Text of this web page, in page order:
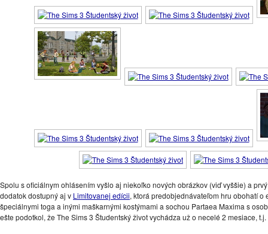
Spolu s oficiálnym ohlásením vyšlo aj niekoľko nových obrázkov (viď vyššie) a
dodatok dostupný aj v Limitovanej edícii, ktorá predobjednávateľom hru obohatí o
špeciálnymi toga a inými maškarnými kostýmami a sochou Partaea Maxima s
ešte podotkol, že The Sims 3 Študentský život vychádza už o necelé 2 mesiace, t.j.